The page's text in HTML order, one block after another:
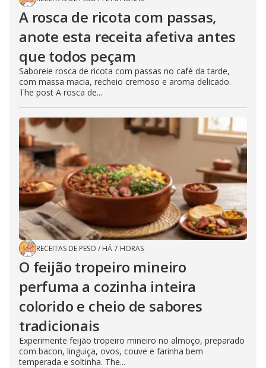
A rosca de ricota com passas,
anote esta receita afetiva antes
que todos peçam
Saboreie rosca de ricota com passas no café da tarde,
com massa macia, recheio cremoso e aroma delicado.
The post A rosca de...
RECEITAS DE PESO / HÁ 7 HORAS
O feijão tropeiro mineiro
perfuma a cozinha inteira
colorido e cheio de sabores
tradicionais
Experimente feijão tropeiro mineiro no almoço, preparado
com bacon, linguiça, ovos, couve e farinha bem
temperada e soltinha. The...